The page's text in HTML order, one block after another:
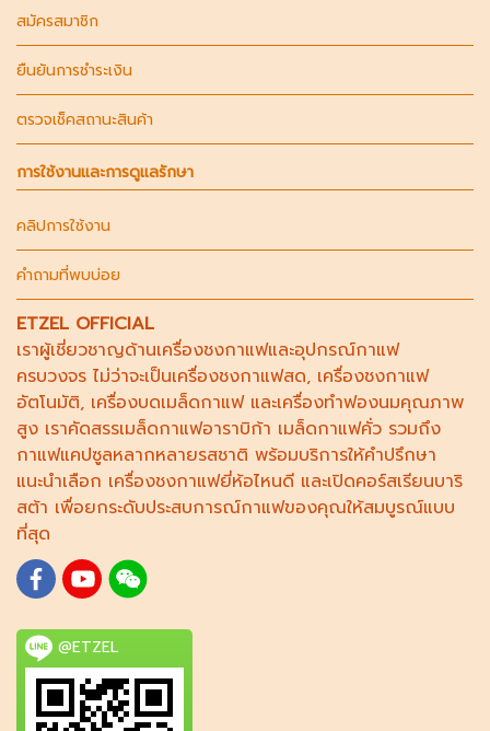
สมัครสมาชิก
ยืนยันการชำระเงิน
ตรวจเช็คสถานะสินค้า
การใช้งานและการดูแลรักษา
คลิปการใช้งาน
คำถามที่พบบ่อย
ETZEL OFFICIAL
เราผู้เชี่ยวชาญด้านเครื่องชงกาแฟและอุปกรณ์กาแฟ
ครบวงจร ไม่ว่าจะเป็นเครื่องชงกาแฟสด, เครื่องชงกาแฟ
อัตโนมัติ, เครื่องบดเมล็ดกาแฟและเครื่องทำฟองนมคุณภาพ
สูง เราคัดสรรเมล็ดกาแฟอาราบิก้า เมล็ดกาแฟคั่ว รวมถึง
กาแฟแคปซูลหลากหลายรสชาติ พร้อมบริการให้คำปรึกษา
แนะนำเลือก เครื่องชงกาแฟยี่ห้อไหนดี และเปิดคอร์สเรียนบาริ
สต้า เพื่อยกระดับประสบการณ์กาแฟของคุณให้สมบูรณ์แบบ
ที่สุด
@ETZEL